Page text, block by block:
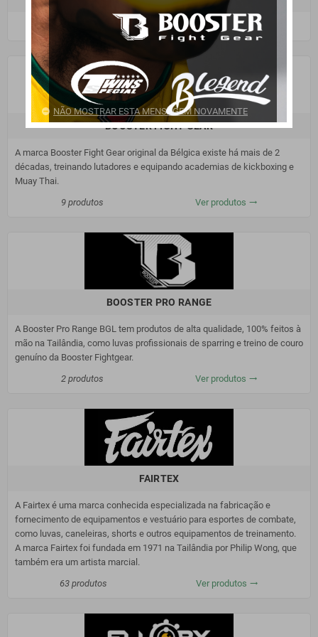
Ver produtos trending_flat
BOOSTER FIGHT GEAR
A marca Booster Fight Gear original da Bélgica existe há mais de 2
décadas, treinando lutadores e equipando academias de kickboxing e
Muay Thai.
9 produtos
Ver produtos trending_flat
BOOSTER PRO RANGE
A Booster Pro Range BGL tem produtos de alta qualidade, 100% feitos à
mão na Tailândia, como luvas profissionais de sparring e treino de couro
genuíno da Booster Fightgear.
2 produtos
Ver produtos trending_flat
FAIRTEX
A Fairtex é uma marca conhecida especializada na fabricação e
fornecimento de equipamentos e vestuário para esportes de combate,
como luvas, caneleiras, shorts e outros equipamentos de treinamento.
A marca Fairtex foi fundada em 1971 na Tailândia por Philip Wong, que
também era um artista marcial.
63 produtos
Ver produtos trending_flat
NÃO MOSTRAR ESTA MENSAGEM NOVAMENTE